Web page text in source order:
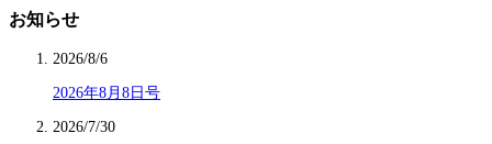
お知らせ
2026/8/6
2026年8月8日号
2026/7/30